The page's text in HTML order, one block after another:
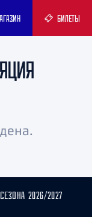
БИЛЕТЫ
2026/2027